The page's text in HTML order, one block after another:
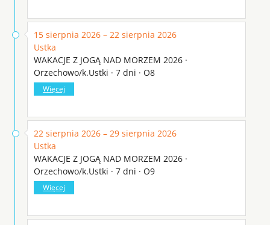
15 sierpnia 2026 – 22 sierpnia 2026
Ustka
WAKACJE Z JOGĄ NAD MORZEM 2026 ·
Orzechowo/k.Ustki · 7 dni · O8
Więcej
22 sierpnia 2026 – 29 sierpnia 2026
Ustka
WAKACJE Z JOGĄ NAD MORZEM 2026 ·
Orzechowo/k.Ustki · 7 dni · O9
Więcej